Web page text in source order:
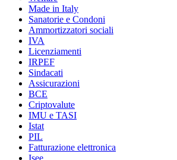
Made in Italy
Sanatorie e Condoni
Ammortizzatori sociali
IVA
Licenziamenti
IRPEF
Sindacati
Assicurazioni
BCE
Criptovalute
IMU e TASI
Istat
PIL
Fatturazione elettronica
Isee